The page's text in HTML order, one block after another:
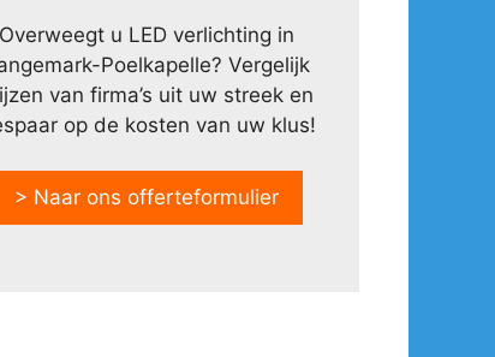
Overweegt u LED verlichting in
Poelkapelle? Vergelijk
van firma’s uit uw streek en
op de kosten van uw klus!
> Naar ons offerteformulier